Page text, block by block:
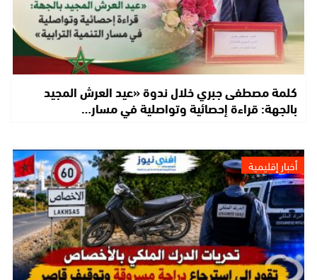
كلمة مصطفى جبري خلال ندوة «عيد العرش المجيد
بالجهة: قراءة إحصائية وتواصلية في مسار…
أخبار إقليمية